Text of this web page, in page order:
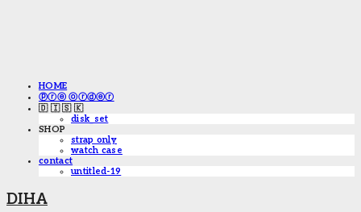
HOME
ⓟⓡⓔ ⓞⓡⓓⓔⓡ
🇩 🇮 🇸 🇰
disk_set
SHOP
strap only
watch case
contact
untitled-19
DIHA